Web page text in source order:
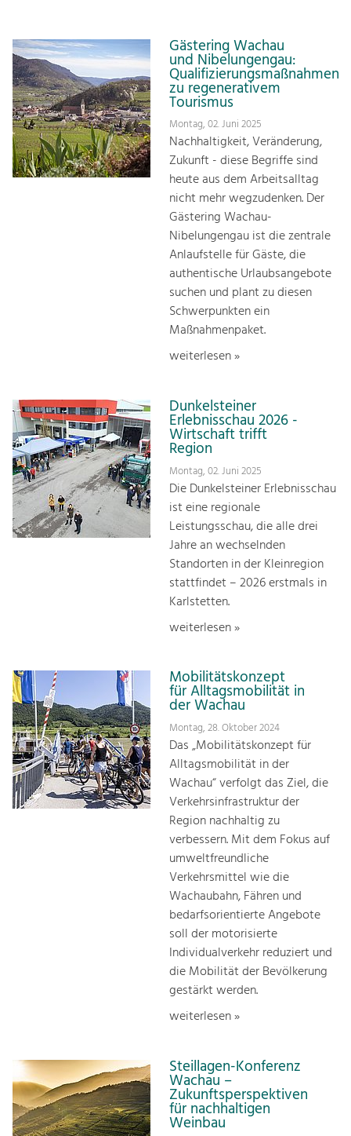
Gästering Wachau
und Nibelungengau:
Qualifizierungsmaßnahmen
zu regenerativem
Tourismus
Montag, 02. Juni 2025
Nachhaltigkeit, Veränderung,
Zukunft - diese Begriffe sind
heute aus dem Arbeitsalltag
nicht mehr wegzudenken. Der
Gästering Wachau-
Nibelungengau ist die zentrale
Anlaufstelle für Gäste, die
authentische Urlaubsangebote
suchen und plant zu diesen
Schwerpunkten ein
Maßnahmenpaket.
weiterlesen »
Dunkelsteiner
Erlebnisschau 2026 -
Wirtschaft trifft
Region
Montag, 02. Juni 2025
Die Dunkelsteiner Erlebnisschau
ist eine regionale
Leistungsschau, die alle drei
Jahre an wechselnden
Standorten in der Kleinregion
stattfindet – 2026 erstmals in
Karlstetten.
weiterlesen »
Mobilitätskonzept
für Alltagsmobilität in
der Wachau
Montag, 28. Oktober 2024
Das „Mobilitätskonzept für
Alltagsmobilität in der
Wachau“ verfolgt das Ziel, die
Verkehrsinfrastruktur der
Region nachhaltig zu
verbessern. Mit dem Fokus auf
umweltfreundliche
Verkehrsmittel wie die
Wachaubahn, Fähren und
bedarfsorientierte Angebote
soll der motorisierte
Individualverkehr reduziert und
die Mobilität der Bevölkerung
gestärkt werden.
weiterlesen »
Steillagen-Konferenz
Wachau –
Zukunftsperspektiven
für nachhaltigen
Weinbau